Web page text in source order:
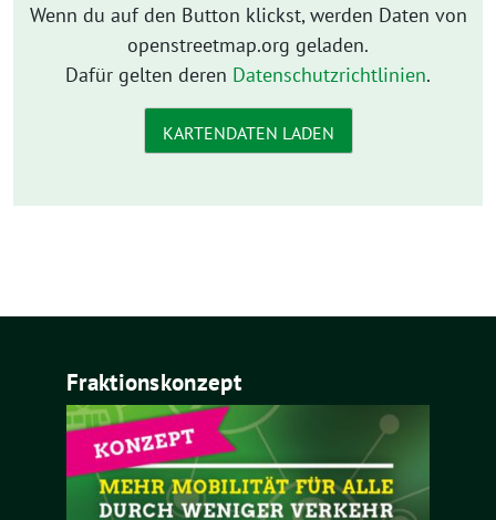
Wenn du auf den Button klickst, werden Daten von
openstreetmap.org geladen.
Dafür gelten deren Datenschutzrichtlinien.
KARTENDATEN LADEN
Fraktionskonzept